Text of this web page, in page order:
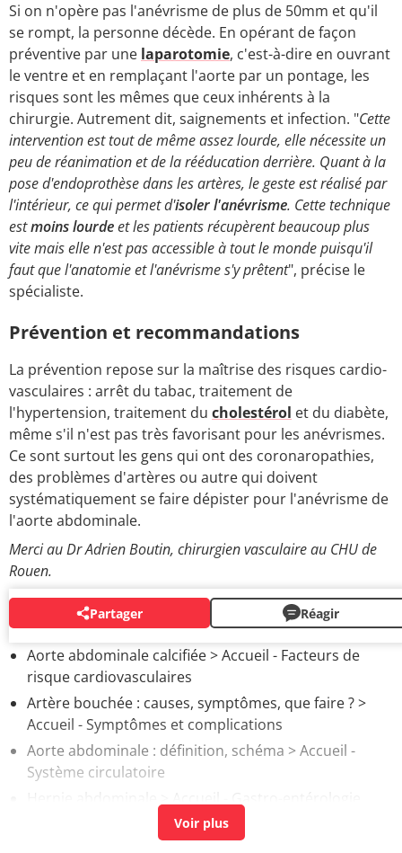
Si on n'opère pas l'anévrisme de plus de 50mm et qu'il
se rompt, la personne décède. En opérant de façon
préventive par une laparotomie, c'est-à-dire en ouvrant
le ventre et en remplaçant l'aorte par un pontage, les
risques sont les mêmes que ceux inhérents à la
chirurgie. Autrement dit, saignements et infection. "Cette
intervention est tout de même assez lourde, elle nécessite un
peu de réanimation et de la rééducation derrière. Quant à la
pose d'endoprothèse dans les artères, le geste est réalisé par
l'intérieur, ce qui permet d'isoler l'anévrisme. Cette technique
estmoins lourdeet les patients récupèrent beaucoup plus
vite mais elle n'est pas accessible à tout le monde puisqu'il
faut que l'anatomie et l'anévrisme s'y prêtent", précise le
spécialiste.
Prévention et recommandations
La prévention repose sur la maîtrise des risques cardio-
vasculaires : arrêt du tabac, traitement de
l'hypertension, traitement du cholestérol et du diabète,
même s'il n'est pas très favorisant pour les anévrismes.
Ce sont surtout les gens qui ont des coronaropathies,
des problèmes d'artères ou autre qui doivent
systématiquement se faire dépister pour l'anévrisme de
l'aorte abdominale.
Merci au Dr Adrien Boutin, chirurgien vasculaire au CHU de
Rouen.
Partager Réagir
AUTOUR DU MÊME SUJET
Aorte abdominale calcifiée> Accueil - Facteurs de
risque cardiovasculaires
Artère bouchée : causes, symptômes, que faire ?>
Accueil - Symptômes et complications
Aorte abdominale : définition, schéma > Accueil -
Système circulatoire
Echographie abdominale à jeun